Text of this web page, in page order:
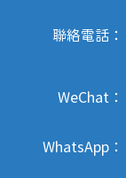
聯絡電話：
WeChat：
WhatsApp：